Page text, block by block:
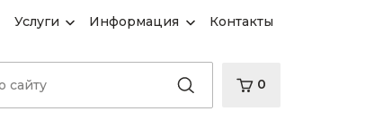
Услуги Информация Контакты
0